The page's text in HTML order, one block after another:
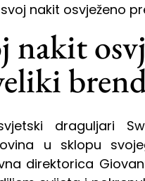
nakit osvježeno
nakit
draguljari
u sklopu
direktorica